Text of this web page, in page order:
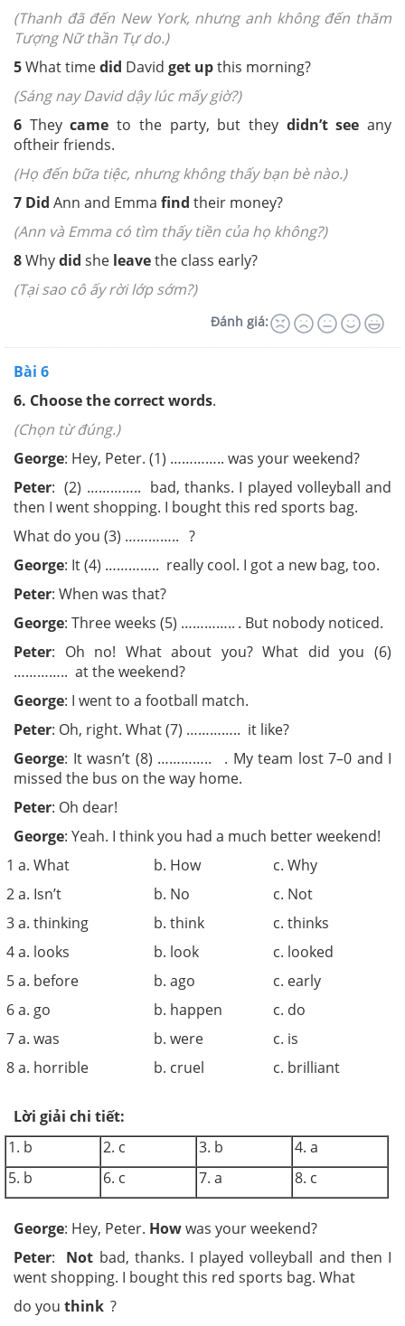
(Thanh đã đến New York, nhưng anh không đến thăm
Tượng Nữ thần Tự do.)
5What timedid David get upthis morning?
(Sáng nay David dậy lúc mấy giờ?)
6 Theycame to the party, but they didn’t see any
oftheir friends.
(Họ đến bữa tiệc, nhưng không thấy bạn bè nào.)
7 Did Ann and Emma find their money?
(Ann và Emma có tìm thấy tiền của họ không?)
8Whydid she leavethe class early?
(Tại sao cô ấy rời lớp sớm?)
Đánh giá:
Bài 6
6. Choose the correct words.
(Chọn từ đúng.)
George: Hey, Peter. (1) ………….. was your weekend?
Peter: (2) ………….. bad, thanks. I played volleyball and
then I went shopping. I bought this red sports bag.
What do you (3) ………….. ?
George: It (4) ………….. really cool. I got a new bag, too.
Peter: When was that?
George: Three weeks (5) ………….. . But nobody noticed.
Peter: Oh no! What about you? What did you (6)
………….. at the weekend?
George: I went to a football match.
Peter: Oh, right. What (7) ………….. it like?
George: It wasn’t (8) ………….. . My team lost 7–0 and I
missed the bus on the way home.
Peter: Oh dear!
George: Yeah. I think you had a much better weekend!
1 a. What
2 a. Isn’t
3 a. thinking
4 a. looks
5 a. before
6 a. go
7 a. was
8 a. horrible
b. How
b. No
b. think
b. look
b. ago
b. happen
b. were
b. cruel
c. Why
c. Not
c. thinks
c. looked
c. early
c. do
c. is
c. brilliant
Lời giải chi tiết:
1. b
2. c 3. b
4. a
5. b
6. c 7. a 8. c
George: Hey, Peter. Howwas your weekend?
Peter: Not bad, thanks. I played volleyball and then I
went shopping. I bought this red sports bag. What
do you think ?